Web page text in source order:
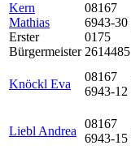
Kern
Mathias
Erster
Bürgermeister
08167
6943-30
0175
2614485
Knöckl Eva
08167
6943-12
Liebl Andrea
08167
6943-15